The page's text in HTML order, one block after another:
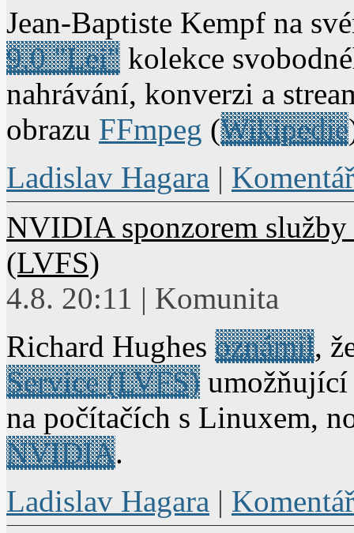
Jean-Baptiste Kempf na
9.0 "Lei" kolekce
nahrávání, konverzi a
obrazu FFmpeg (Wikipedie
Ladislav Hagara |
NVIDIA sponzorem
(LVFS)
4.8. 20:11 | Komunita
Richard Hughes oznámil,
Service (LVFS)
na počítačích s Linuxem,
NVIDIA.
Ladislav Hagara |